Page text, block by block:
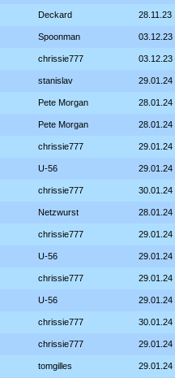
Deckard 28.11.23
Spoonman 03.12.23
chrissie777 03.12.23
stanislav 29.01.24
Pete Morgan 28.01.24
Pete Morgan 28.01.24
chrissie777 29.01.24
U-56 29.01.24
chrissie777 30.01.24
Netzwurst 28.01.24
chrissie777 29.01.24
U-56 29.01.24
chrissie777 29.01.24
U-56 29.01.24
chrissie777 30.01.24
chrissie777 29.01.24
tomgilles 29.01.24